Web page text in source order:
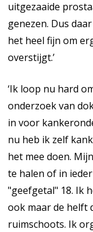
uitgezaaide
genezen. Dus
het heel fijn om
overstijgt.’
‘Ik loop nu hard
onderzoek van
in voor
nu heb ik zelf
het mee doen.
te halen of in
"geefgetal" 18. Ik
ook maar de helft
ruimschoots. Ik